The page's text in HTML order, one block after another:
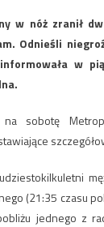
w nóż zranił
Odnieśli
w
sobotę
(21:35 czasu
jednego z